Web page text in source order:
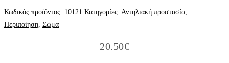
Κωδικός προϊόντος: 10121 Κατηγορίες: Αντηλιακή προστασία
Περιποίηση Σώμα
20.50€